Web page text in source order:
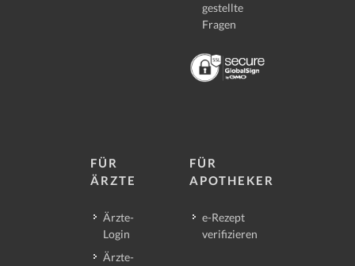
gestellte
Fragen
FÜR
ÄRZTE
Ärzte-
Login
Ärzte-
FÜR
APOTHEKER
e-Rezept
verifizieren